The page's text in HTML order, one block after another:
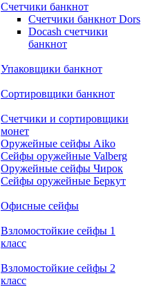
Счетчики банкнот
Счетчики банкнот Dors
Docash счетчики
банкнот
Упаковщики банкнот
Сортировщики банкнот
Счетчики и сортировщики
монет
Оружейные сейфы Aiko
Сейфы оружейные Valberg
Оружейные сейфы Чирок
Сейфы оружейные Беркут
Офисные сейфы
Взломостойкие сейфы 1
класс
Взломостойкие сейфы 2
класс